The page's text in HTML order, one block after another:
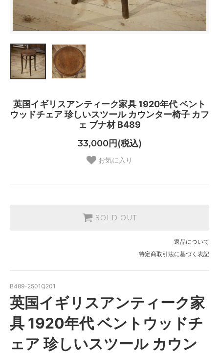
英国イギリスアンティーク家具 1920年代 ベント
ウッドチェア 珍しいスツール カウンター椅子 カフ
ェ ブナ材 B489
33,000円(税込)
お気に入り
SOLD OUT
返品について
特定商取引法に基づく表記
B489-2501Q201
英国イギリスアンティーク家
具 1920年代 ベントウッドチ
ェア 珍しいスツール カウン